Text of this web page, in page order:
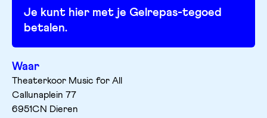
Je kunt hier met je Gelrepas-tegoed
betalen.
Waar
Theaterkoor Music for All
Callunaplein 77
6951CN Dieren